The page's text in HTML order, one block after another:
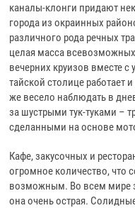
каналы-клонги придают
города из окраинных
различного рода речных
целая масса
вечерних круизов вместе
тайской столице работает
же весело наблюдать в
за шустрыми тук-туками –
сделанными на основе
Кафе, закусочных и
огромное количество, что
возможным. Во всем мире
она очень острая.